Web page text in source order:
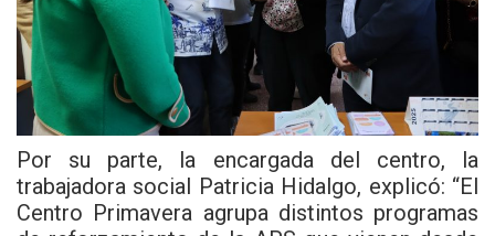
Por su parte, la encargada del centro, la
trabajadora social Patricia Hidalgo, explicó: “El
Centro Primavera agrupa distintos programas